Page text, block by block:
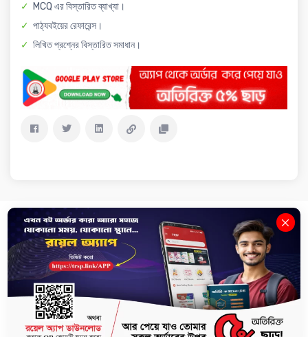
MCQ এর বিস্তারিত ব্যাখ্যা।
পাঠ্যবইয়ের রেফারেন্স।
লিখিত প্রশ্নের বিস্তারিত সমাধান।
Description Review(0) Delivery & Return
GST, SUST, JnU, KU ভর্তির পূর্ণাঙ্গ প্রস্তুতি নিতে বন্ধুর মতো সাহায্য করবে এই
Analytical প্রশ্নব্যাংক বইটি। কেননা, বইটিতে রয়েছেঃ